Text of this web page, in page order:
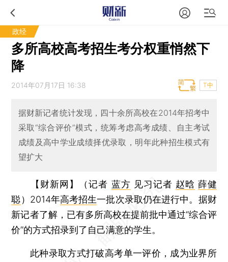
政经
多所高校高考招生考分权重悄然下
降
2014年07月17日 16:38 T中
据财新记者统计发现，四十余所高校在2014年招考中
采取“综合评价”模式，统筹考虑高考成绩、自主考试
成绩及高中学业成绩择优录取，明年此种招生模式有
望扩大
【财新网】（记者 蓝方 见习记者 赵晗 薛健
聪） 2014年高考招生一批次录取仍在进行中。据财
新记者了解，已有多所高校在提前批中通过“综合评
价”的方式招录到了自己满意的学生。
此种录取方式打破高考单一评价，成为业界所